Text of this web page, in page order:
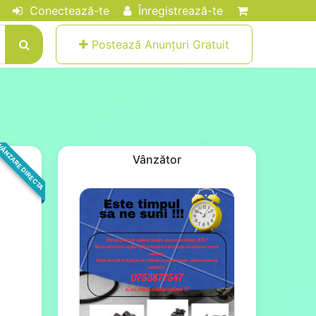
Conectează-te Înregistrează-te
Postează Anunțuri Gratuit
DIRECTA Vânzător